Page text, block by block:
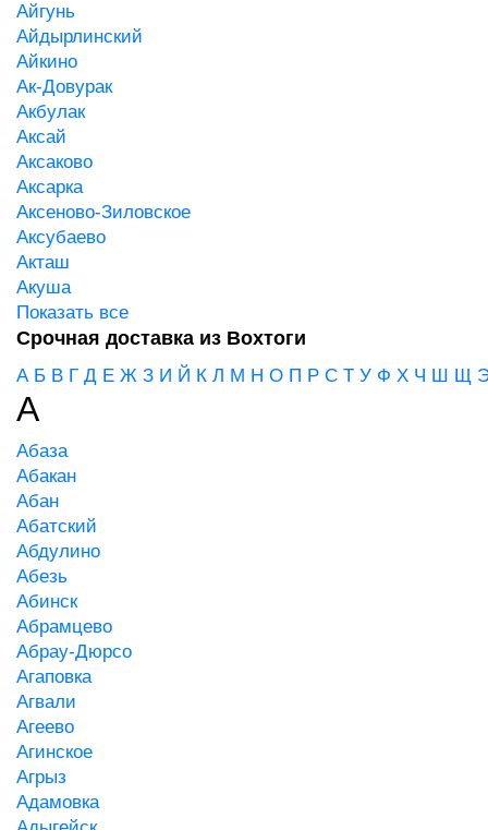
Айгунь
Айдырлинский
Айкино
Ак-Довурак
Акбулак
Аксай
Аксаково
Аксарка
Аксеново-Зиловское
Аксубаево
Акташ
Акуша
Показать все
Срочная доставка из Вохтоги
А Б В Г Д Е Ж З И Й К Л М Н О П Р С Т У Ф Х Ч Ш Щ
А
Абаза
Абакан
Абан
Абатский
Абдулино
Абезь
Абинск
Абрамцево
Абрау-Дюрсо
Агаповка
Агвали
Агеево
Агинское
Агрыз
Адамовка